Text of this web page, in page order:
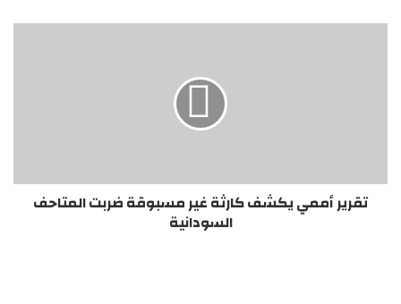
السودانية
تقرير أممي يكشف كارثة غير مسبوقة ضربت المتاحف
السودانية